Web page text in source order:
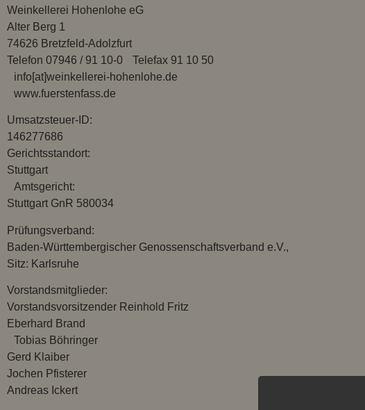
Weinkellerei Hohenlohe eG
Alter Berg 1
74626 Bretzfeld-Adolzfurt
Telefon 07946 / 91 10-0 Telefax 91 10 50
info[at]weinkellerei-hohenlohe.de
www.fuerstenfass.de
Umsatzsteuer-ID:
146277686
Gerichtsstandort:
Stuttgart
Amtsgericht:
Stuttgart GnR 580034
Prüfungsverband:
Baden-Württembergischer Genossenschaftsverband e.V.,
Sitz: Karlsruhe
Vorstandsmitglieder:
Vorstandsvorsitzender Reinhold Fritz
Eberhard Brand
Tobias Böhringer
Gerd Klaiber
Jochen Pfisterer
Andreas Ickert